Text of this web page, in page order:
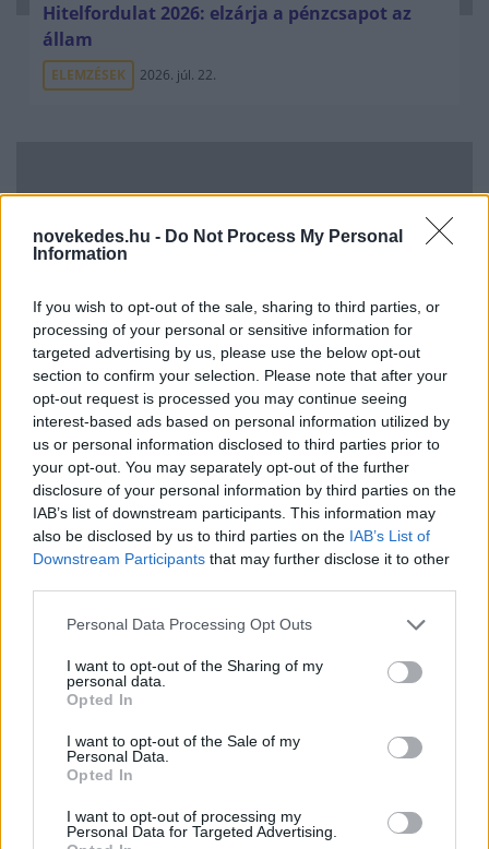
novekedes.hu - Do Not Process My Personal
Information
If you wish to opt-out of the sale, sharing to third parties, or
processing of your personal or sensitive information for
targeted advertising by us, please use the below opt-out
section to confirm your selection. Please note that after your
opt-out request is processed you may continue seeing
interest-based ads based on personal information utilized by
us or personal information disclosed to third parties prior to
your opt-out. You may separately opt-out of the further
disclosure of your personal information by third parties on the
IAB’s list of downstream participants. This information may
also be disclosed by us to third parties on the IAB’s List of
Downstream Participants that may further disclose it to other
Please note that this website/app uses one or more Google
not limited to your visit or usage behaviour. You may click to
grant or deny consent to Google and its third-party tags to
use your data for below specified purposes in below Google
consent section.
Personal Data Processing Opt Outs
I want to opt-out of the Sharing of my
personal data.
Opted In
I want to opt-out of the Sale of my
Personal Data.
Opted In
I want to opt-out of processing my
Personal Data for Targeted Advertising.
Hitelfordulat 2026: elzárja a pénzcsapot az
állam
ELEMZÉSEK 2026. júl. 22.
Vagyonvisszaszerzés: amikor a pénz
gyorsabban fut, mint a jog
ELEMZÉSEK 2026. júl. 21.
Kéthónapos a Tisza-kormány: íme a mérleg!
ELEMZÉSEK 2026. júl. 21.